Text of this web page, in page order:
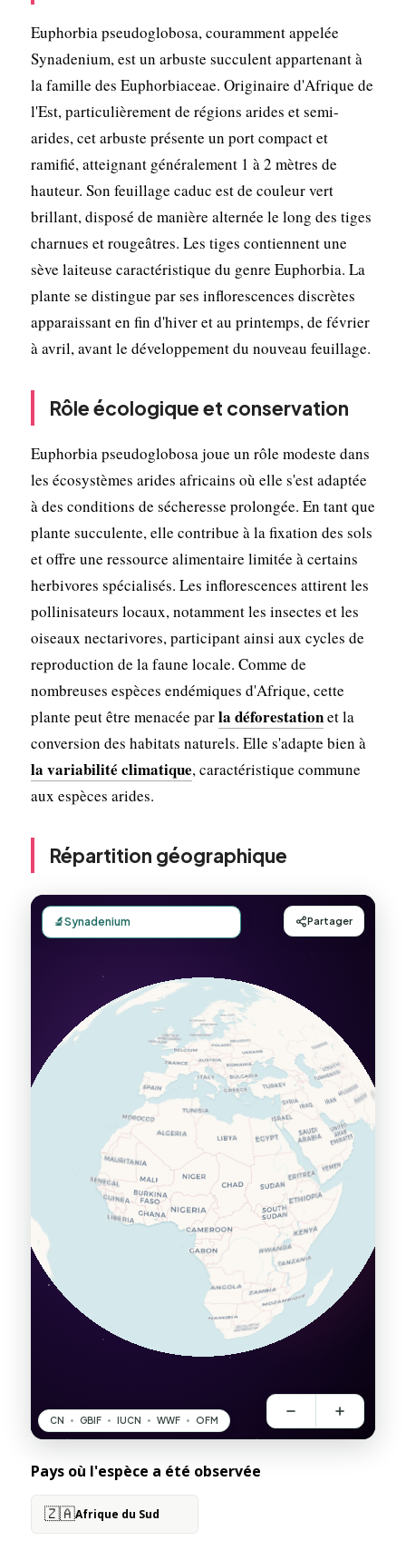
Euphorbia pseudoglobosa, couramment appelée
Synadenium, est un arbuste succulent appartenant à
la famille des Euphorbiaceae. Originaire d'Afrique de
l'Est, particulièrement de régions arides et semi-
arides, cet arbuste présente un port compact et
ramifié, atteignant généralement 1 à 2 mètres de
hauteur. Son feuillage caduc est de couleur vert
brillant, disposé de manière alternée le long des tiges
charnues et rougeâtres. Les tiges contiennent une
sève laiteuse caractéristique du genre Euphorbia. La
plante se distingue par ses inflorescences discrètes
apparaissant en fin d'hiver et au printemps, de février
à avril, avant le développement du nouveau feuillage.
Rôle écologique et conservation
Euphorbia pseudoglobosa joue un rôle modeste dans
les écosystèmes arides africains où elle s'est adaptée
à des conditions de sécheresse prolongée. En tant que
plante succulente, elle contribue à la fixation des sols
et offre une ressource alimentaire limitée à certains
herbivores spécialisés. Les inflorescences attirent les
pollinisateurs locaux, notamment les insectes et les
oiseaux nectarivores, participant ainsi aux cycles de
reproduction de la faune locale. Comme de
nombreuses espèces endémiques d'Afrique, cette
plante peut être menacée parla déforestationet la
conversion des habitats naturels. Elle s'adapte bien à
la variabilité climatique, caractéristique commune
aux espèces arides.
Répartition géographique
Pays où l'espèce a été observée
🇿🇦Afrique du Sud